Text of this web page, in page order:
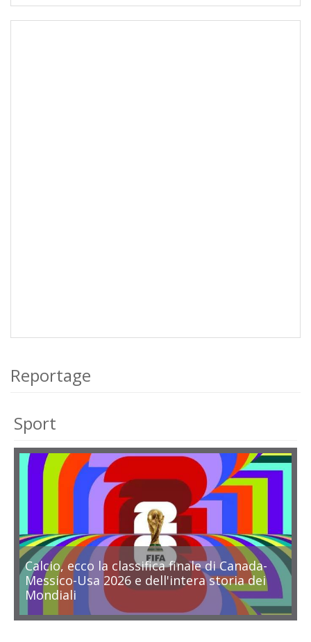
Reportage
Sport
Calcio, ecco la classifica finale di Canada-
Messico-Usa 2026 e dell'intera storia dei
Mondiali